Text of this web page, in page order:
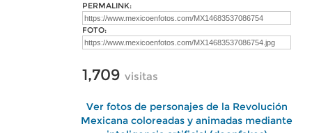
PERMALINK:
FOTO:
1,709 visitas
Ver fotos de personajes de la Revolución
Mexicana coloreadas y animadas mediante